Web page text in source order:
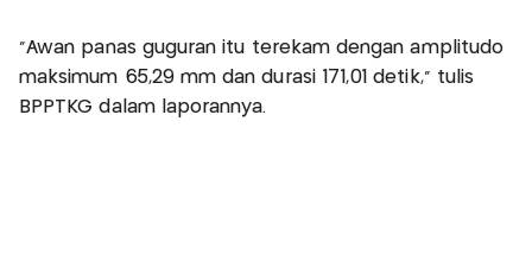
"Awan panas guguran itu terekam dengan amplitudo
maksimum 65,29 mm dan durasi 171,01 detik," tulis
BPPTKG dalam laporannya.